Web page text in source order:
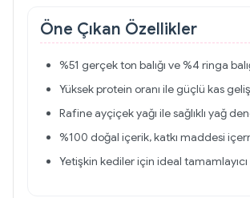
Öne Çıkan Özellikler
%51 gerçek ton balığı ve %4 ringa
Yüksek protein oranı ile güçlü kas
Rafine ayçiçek yağı ile sağlıklı yağ
%100 doğal içerik, katkı maddesi
Yetişkin kediler için ideal